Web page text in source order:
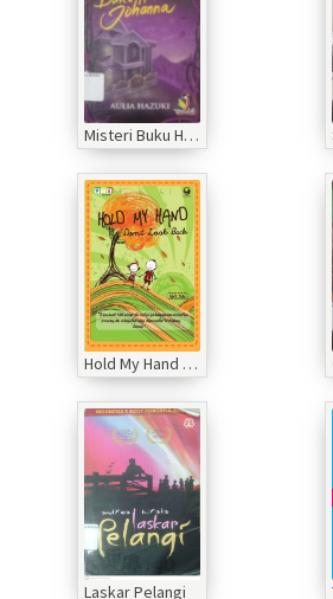
Misteri Buku Harian Johanna
Hold My Hand Don't Look Back
Laskar Pelangi